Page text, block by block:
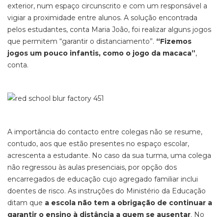
exterior, num espaço circunscrito e com um responsável a
vigiar a proximidade entre alunos. A solução encontrada
pelos estudantes, conta Maria João, foi realizar alguns jogos
que permitem “garantir o distanciamento”. “Fizemos
jogos um pouco infantis, como o jogo da macaca”,
conta.
A importância do contacto entre colegas não se resume,
contudo, aos que estão presentes no espaço escolar,
acrescenta a estudante. No caso da sua turma, uma colega
não regressou às aulas presenciais, por opção dos
encarregados de educação cujo agregado familiar inclui
doentes de risco. As instruções do Ministério da Educação
ditam que a escola não tem a obrigação de continuar a
garantir o ensino à distância a quem se ausentar. No